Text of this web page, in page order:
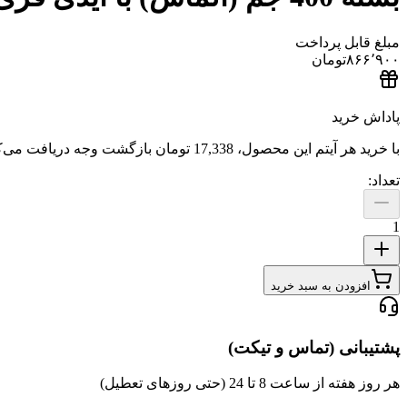
مبلغ قابل پرداخت
۸۶۶٬۹۰۰تومان
پاداش خرید
با خرید هر آیتم این محصول، 17,338 تومان بازگشت وجه دریافت
تعداد:
1
افزودن به سبد خرید
پشتیبانی (تماس و تیکت)
هر روز هفته از ساعت 8 تا 24 (حتی روزهای تعطیل)